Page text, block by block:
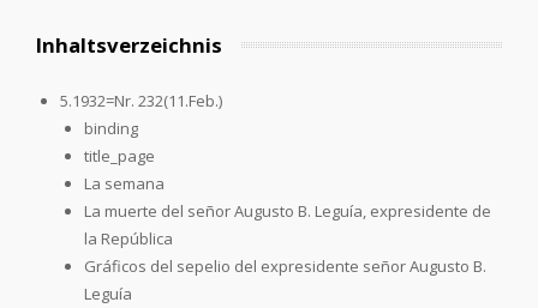
Inhaltsverzeichnis
5.1932=Nr. 232(11.Feb.)
binding
title_page
La semana
La muerte del señor Augusto B. Leguía, expresidente de
la República
Gráficos del sepelio del expresidente señor Augusto B.
Leguía